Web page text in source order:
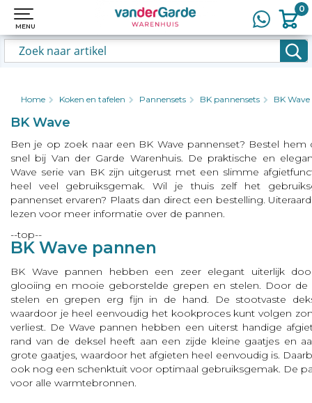
0
MENU
0
MENU
Home Koken en tafelen Pannensets BK pannensets BK Wave
BK Wave
Ben je op zoek naar een BK Wave pannenset? Bestel hem
snel bij Van der Garde Warenhuis. De praktische en
Wave serie van BK zijn uitgerust met een slimme
heel veel gebruiksgemak. Wil je thuis zelf het
pannenset ervaren? Plaats dan direct een bestelling.
lezen voor meer informatie over de pannen.
--top--
BK Wave pannen
BK Wave pannen hebben een zeer elegant uiterlijk
glooiing en mooie geborstelde grepen en stelen. Door de
stelen en grepen erg fijn in de hand. De stootvaste
waardoor je heel eenvoudig het kookproces kunt volgen
verliest. De Wave pannen hebben een uiterst handige
rand van de deksel heeft aan een zijde kleine gaatjes en
grote gaatjes, waardoor het afgieten heel eenvoudig is.
ook nog een schenktuit voor optimaal gebruiksgemak. De
voor alle warmtebronnen.